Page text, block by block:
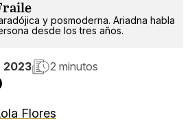
y posmoderna. Ariadna habla
desde los tres años.
2023 2 minutos
Flores